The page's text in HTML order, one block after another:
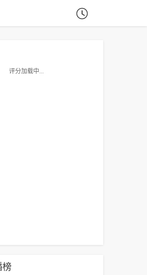
评分加载中...
榜